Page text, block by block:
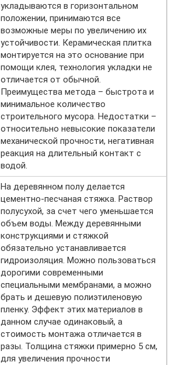
укладываются в горизонтальном
положении, принимаются все
возможные меры по увеличению их
устойчивости. Керамическая плитка
монтируется на это основание при
помощи клея, технология укладки не
отличается от обычной.
Преимущества метода – быстрота и
минимальное количество
строительного мусора. Недостатки –
относительно невысокие показатели
механической прочности, негативная
реакция на длительный контакт с
водой.
На деревянном полу делается
цементно-песчаная стяжка. Раствор
полусухой, за счет чего уменьшается
объем воды. Между деревянными
конструкциями и стяжкой
обязательно устанавливается
гидроизоляция. Можно пользоваться
дорогими современными
специальными мембранами, а можно
брать и дешевую полиэтиленовую
пленку. Эффект этих материалов в
данном случае одинаковый, а
стоимость монтажа отличается в
разы. Толщина стяжки примерно 5 см,
для увеличения прочности